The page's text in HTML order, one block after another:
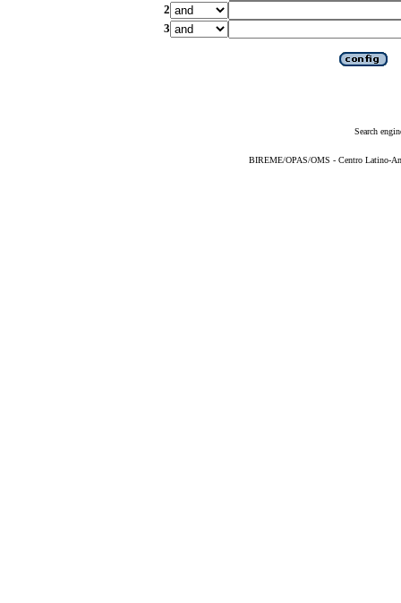
2
3
Search
BIREME/OPAS/OMS - Centro Latino-